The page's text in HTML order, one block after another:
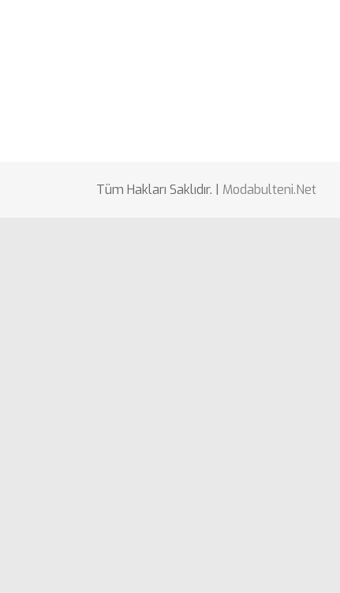
Tüm Hakları Saklıdır. | Modabulteni.Net